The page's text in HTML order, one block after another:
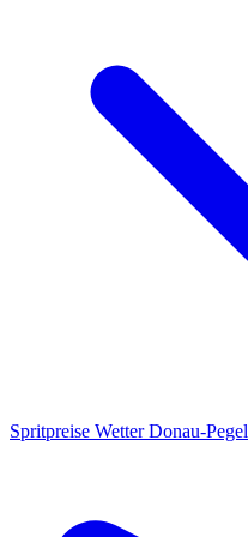
Spritpreise WetterDonau-Pegel